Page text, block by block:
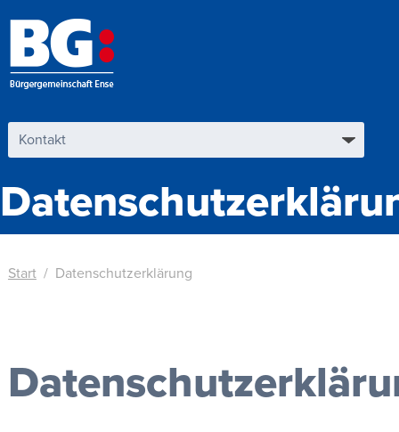
Start Datenschutzerklärung